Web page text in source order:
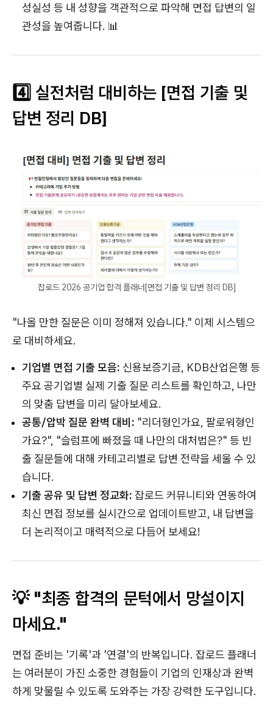
성실성 등 내 성향을 객관적으로 파악해 면접 답변의 일
관성을 높여줍니다. 📊
4️⃣ 실전처럼 대비하는 [면접 기출 및
답변 정리 DB]
잡로드 2026 공기업 합격 플래너[면접 기출 및 답변 정리 DB]
"나올 만한 질문은 이미 정해져 있습니다." 이제 시스템으
로 대비하세요.
기업별 면접 기출 모음: 신용보증기금, KDB산업은행 등
주요 공기업별 실제 기출 질문 리스트를 확인하고, 나만
의 맞춤 답변을 미리 달아보세요.
공통/압박 질문 완벽 대비: "리더형인가요, 팔로워형인
가요?", "슬럼프에 빠졌을 때 나만의 대처법은?" 등 빈
출 질문들에 대해 카테고리별로 답변 전략을 세울 수 있
습니다.
기출 공유 및 답변 정교화: 잡로드 커뮤니티와 연동하여
최신 면접 정보를 실시간으로 업데이트받고, 내 답변을
더 논리적이고 매력적으로 다듬어 보세요!
💡 "최종 합격의 문턱에서 망설이지
마세요."
면접 준비는 '기록'과 '연결'의 반복입니다. 잡로드 플래너
는 여러분이 가진 소중한 경험들이 기업의 인재상과 완벽
하게 맞물릴 수 있도록 도와주는 가장 강력한 도구입니다.